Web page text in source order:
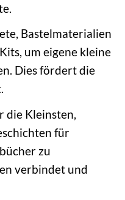
Bastelmaterialien
um eigene kleine
Dies fördert die
die Kleinsten,
für
zu
verbindet und